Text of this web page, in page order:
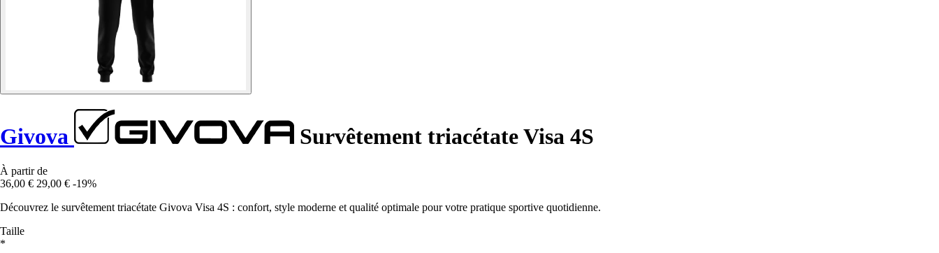
Givova Survêtement triacétate Visa 4S
À partir de
36,00 € 29,00 € -19%
Découvrez le survêtement triacétate Givova Visa 4S : confort, style moderne et qualité optimale pour votre pratique sportive quotidienne.
Taille
*